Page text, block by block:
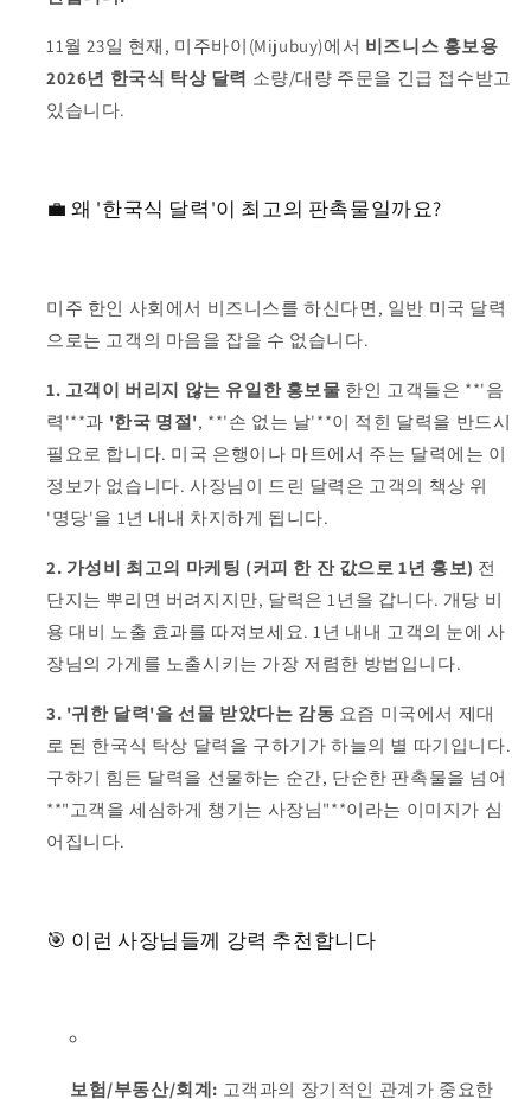
11월 23일 현재, 미주바이(Mijubuy)에서 비즈니스 홍보용
2026년 한국식 탁상 달력 소량/대량 주문을 긴급 접수받고
있습니다.
💼 왜 '한국식 달력'이 최고의 판촉물일까요?
미주 한인 사회에서 비즈니스를 하신다면, 일반 미국 달력
으로는 고객의 마음을 잡을 수 없습니다.
1. 고객이 버리지 않는 유일한 홍보물 한인 고객들은 **'음
력'**과 '한국 명절', **'손 없는 날'**이 적힌 달력을 반드시
필요로 합니다. 미국 은행이나 마트에서 주는 달력에는 이
정보가 없습니다. 사장님이 드린 달력은 고객의 책상 위
'명당'을 1년 내내 차지하게 됩니다.
2. 가성비 최고의 마케팅 (커피 한 잔 값으로 1년 홍보) 전
단지는 뿌리면 버려지지만, 달력은 1년을 갑니다. 개당 비
용 대비 노출 효과를 따져보세요. 1년 내내 고객의 눈에 사
장님의 가게를 노출시키는 가장 저렴한 방법입니다.
3. '귀한 달력'을 선물 받았다는 감동 요즘 미국에서 제대
로 된 한국식 탁상 달력을 구하기가 하늘의 별 따기입니다.
구하기 힘든 달력을 선물하는 순간, 단순한 판촉물을 넘어
**"고객을 세심하게 챙기는 사장님"**이라는 이미지가 심
어집니다.
🎯 이런 사장님들께 강력 추천합니다
보험/부동산/회계: 고객과의 장기적인 관계가 중요한